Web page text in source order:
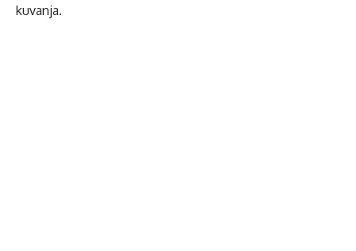
kuvanja.